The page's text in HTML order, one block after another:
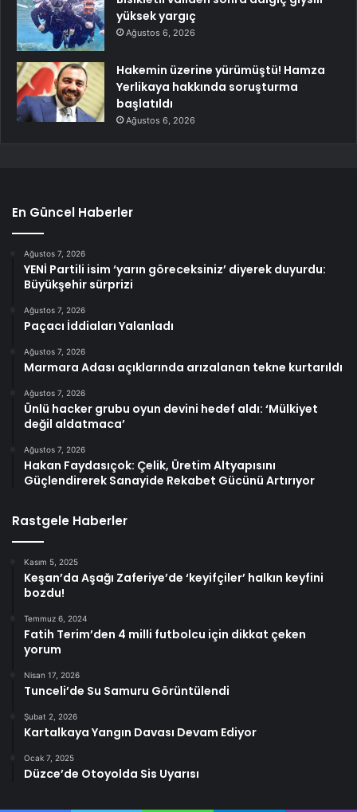
yüksek yargıç
Ağustos 6, 2026
Hakemin üzerine yürümüştü! Hamza
Yerlikaya hakkında soruşturma
başlatıldı
Ağustos 6, 2026
En Güncel Haberler
Ağustos 7, 2026
YENİ Partili isim ‘yarın göreceksiniz’ diyerek duyurdu:
Büyükşehir sürprizi
Ağustos 7, 2026
Paçacı İddiaları Yalanladı
Ağustos 7, 2026
Marmara Adası açıklarında arızalanan tekne kurtarıldı
Ağustos 7, 2026
Ünlü hacker grubu oyun devini hedef aldı: ‘Mülkiyet
değil aldatmaca’
Ağustos 7, 2026
Hakan Faydasıçok: Çelik, Üretim Altyapısını
Güçlendirerek Sanayide Rekabet Gücünü Artırıyor
Rastgele Haberler
Kasım 5, 2025
Keşan’da Aşağı Zaferiye’de ‘keyifçiler’ halkın keyfini
bozdu!
Temmuz 6, 2024
Fatih Terim’den 4 milli futbolcu için dikkat çeken
yorum
Nisan 17, 2026
Tunceli’de Su Samuru Görüntülendi
Şubat 2, 2026
Kartalkaya Yangın Davası Devam Ediyor
Ocak 7, 2025
Düzce’de Otoyolda Sis Uyarısı